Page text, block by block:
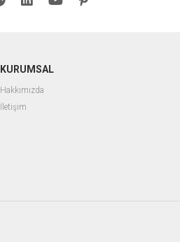
KURUMSAL
Hakkımızda
İletişim